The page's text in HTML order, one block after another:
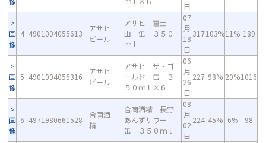
日
画
像
4 4901004055613
アサヒ
ビール
アサヒ 富士
山 缶 ３５０
ｍｌ
07
月
18
日
317103%11% 189
画
像
5 4901004055316
アサヒ
ビール
アサヒ ザ・ゴ
ールド 缶 ３
５０ｍｌ×６
06
月
26
日
227 98% 20%1016
画
像
6 4971980661528
合同酒
精
合同酒精 長野
あんずサワー
缶 ３５０ｍｌ
08
月
02
日
224 45% 6% 98